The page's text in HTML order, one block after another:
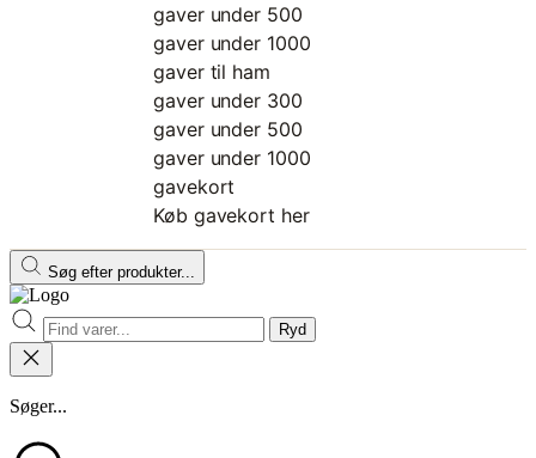
gaver under 500
gaver under 1000
gaver til ham
gaver under 300
gaver under 500
gaver under 1000
gavekort
Køb gavekort her
Søg efter produkter...
Ryd
Søger...